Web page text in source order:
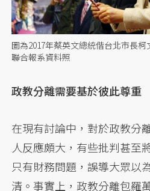
圖為2017年蔡英文總統偕台北市長
聯合報系資料照
政教分離需要基於彼此尊重
在現有討論中，對於政教分
人反應頗大，有些批判甚至
只有財務問題，誤導大眾以
清。事實上，政教分離包羅